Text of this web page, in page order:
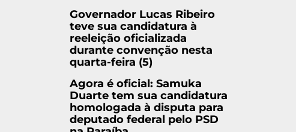
Governador Lucas Ribeiro
teve sua candidatura à
reeleição oficializada
durante convenção nesta
quarta-feira (5)
Agora é oficial: Samuka
Duarte tem sua candidatura
homologada à disputa para
deputado federal pelo PSD